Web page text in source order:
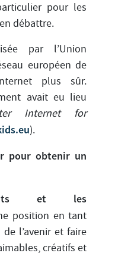
pour les
débattre.
par l’Union
européen de
plus sûr.
avait eu lieu
Internet for
).
pour obtenir un
et les
position en tant
l’avenir et faire
créatifs et